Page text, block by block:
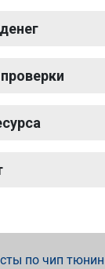
по чип